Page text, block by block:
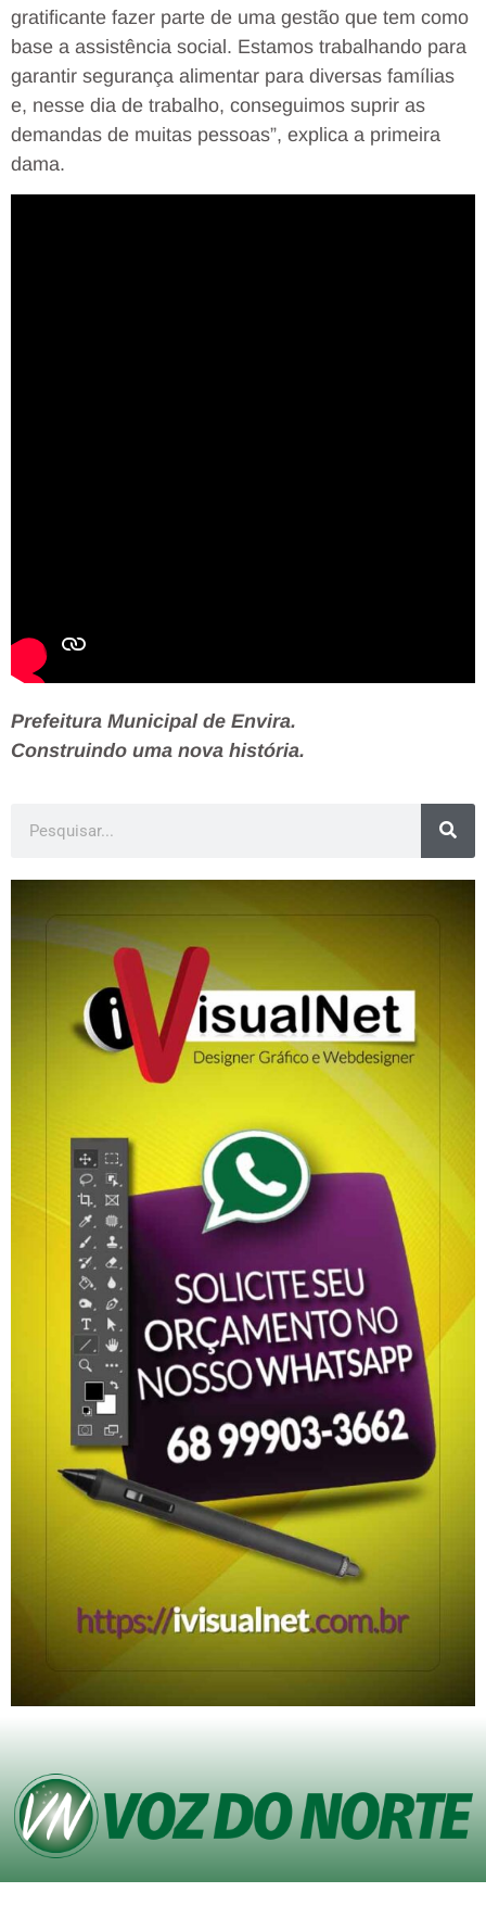
gratificante fazer parte de uma gestão que tem como
base a assistência social. Estamos trabalhando para
garantir segurança alimentar para diversas famílias
e, nesse dia de trabalho, conseguimos suprir as
demandas de muitas pessoas”, explica a primeira
dama.
Prefeitura Municipal de Envira.
Construindo uma nova história.